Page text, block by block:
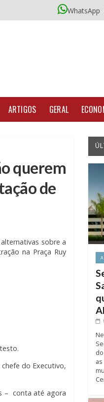
WhatsApp
ARTIGOS GERAL
querem
de
sobre a
na Praça Ruy
do Executivo,
– conta até agora